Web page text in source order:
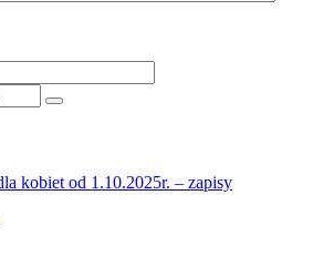
Szukaj
kobiet od 1.10.2025r. – zapisy